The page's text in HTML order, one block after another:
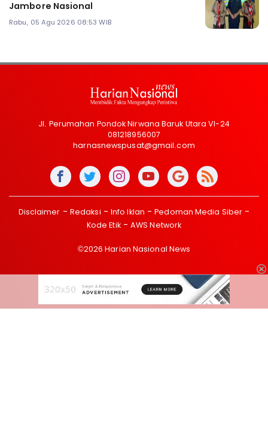
Jambore Nasional
Rabu, 05 Agu 2026 08:53 WIB
Jl. Perumahan Pondok Nirwana Baruk Utara VI-24
081218956007
harnasnewspusat@gmail.com
Disclaimer Redaksi Info Iklan
Pedoman Media Siber
Kode Etik
AWS Network
©2026 Harian Nasional News